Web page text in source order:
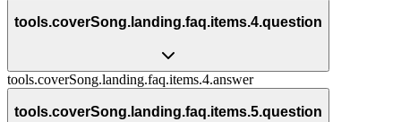
tools.coverSong.landing.faq.items.4.question
tools.coverSong.landing.faq.items.4.answer
tools.coverSong.landing.faq.items.5.question